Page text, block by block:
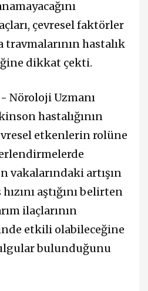
çevresel faktörler
hastalık
dikkat çekti.
Nöroloji Uzmanı
hastalığının
etkenlerin rolüne
vakalarındaki artışın
aştığını belirten
ilaçlarının
etkili olabileceğine
bulunduğunu